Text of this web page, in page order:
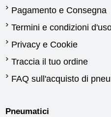
Pagamento e Consegna
Termini e condizioni
Privacy e Cookie
Traccia il tuo ordine
FAQ sull'acquisto di
Pneumatici